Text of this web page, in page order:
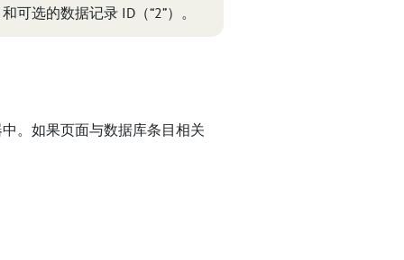
可选的数据记录 ID（“2”）。
。如果页面与数据库条目相关